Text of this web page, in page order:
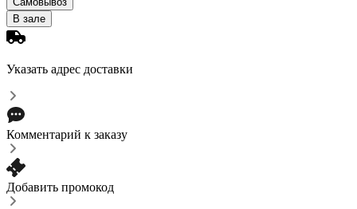
В зале
Указать адрес доставки
Комментарий к заказу
Добавить промокод